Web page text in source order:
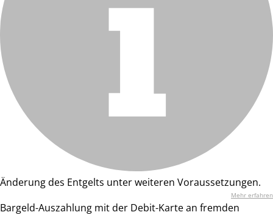
Änderung des Entgelts unter weiteren Voraussetzungen.
Mehr erfahren
Bargeld-Auszahlung mit der Debit-Karte an fremden